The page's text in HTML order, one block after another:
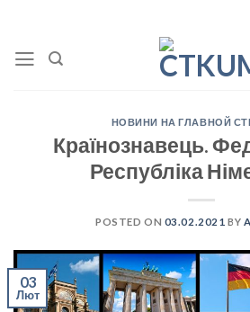
content
НОВИНИ НА ГЛАВНОЙ
Країнознавець.
Республіка
POSTED ON 03.02.2021 BY
03
Лют